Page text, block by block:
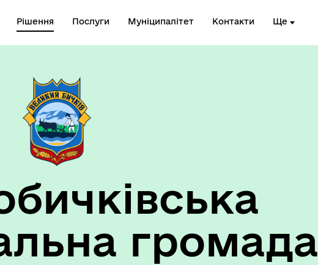
Рішення Послуги Муніципалітет Контакти Ще
ТГ
громада